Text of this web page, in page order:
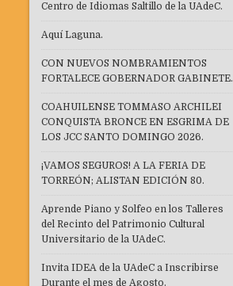
Centro de Idiomas Saltillo de la UAdeC.
Aquí Laguna.
CON NUEVOS NOMBRAMIENTOS
FORTALECE GOBERNADOR GABINETE.
COAHUILENSE TOMMASO ARCHILEI
CONQUISTA BRONCE EN ESGRIMA DE
LOS JCC SANTO DOMINGO 2026.
¡VAMOS SEGUROS! A LA FERIA DE
TORREÓN; ALISTAN EDICIÓN 80.
Aprende Piano y Solfeo en los Talleres
del Recinto del Patrimonio Cultural
Universitario de la UAdeC.
Invita IDEA de la UAdeC a Inscribirse
Durante el mes de Agosto.